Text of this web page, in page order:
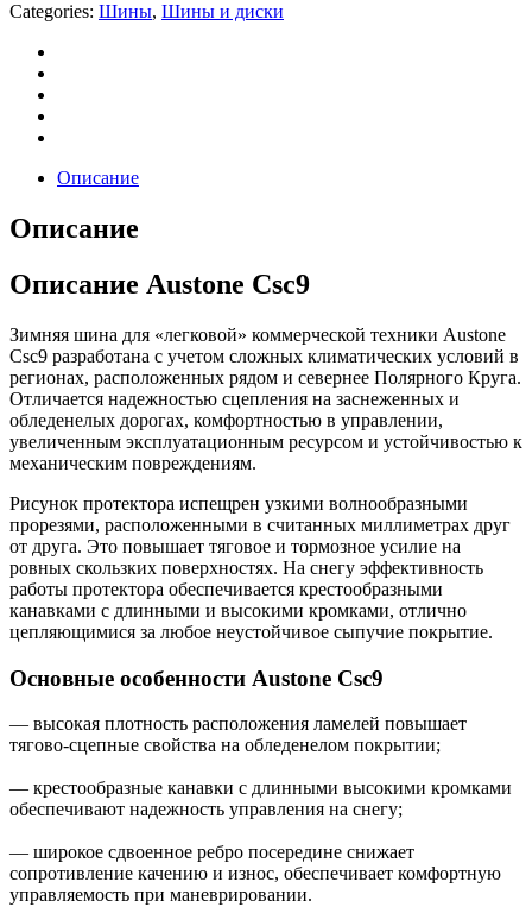
Categories: Шины, Шины и диски
Описание
Описание
Описание Austone Csc9
Зимняя шина для «легковой» коммерческой техники Austone
Csc9 разработана с учетом сложных климатических условий в
регионах, расположенных рядом и севернее Полярного Круга.
Отличается надежностью сцепления на заснеженных и
обледенелых дорогах, комфортностью в управлении,
увеличенным эксплуатационным ресурсом и устойчивостью к
механическим повреждениям.
Рисунок протектора испещрен узкими волнообразными
прорезями, расположенными в считанных миллиметрах друг
от друга. Это повышает тяговое и тормозное усилие на
ровных скользких поверхностях. На снегу эффективность
работы протектора обеспечивается крестообразными
канавками с длинными и высокими кромками, отлично
цепляющимися за любое неустойчивое сыпучие покрытие.
Основные особенности Austone Csc9
— высокая плотность расположения ламелей повышает
тягово-сцепные свойства на обледенелом покрытии;
— крестообразные канавки с длинными высокими кромками
обеспечивают надежность управления на снегу;
— широкое сдвоенное ребро посередине снижает
сопротивление качению и износ, обеспечивает комфортную
управляемость при маневрировании.